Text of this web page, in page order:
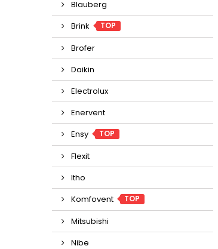
Blauberg
Brink
TOP
Brofer
Daikin
Electrolux
Enervent
Ensy
TOP
Flexit
Itho
Komfovent
TOP
Mitsubishi
Nibe